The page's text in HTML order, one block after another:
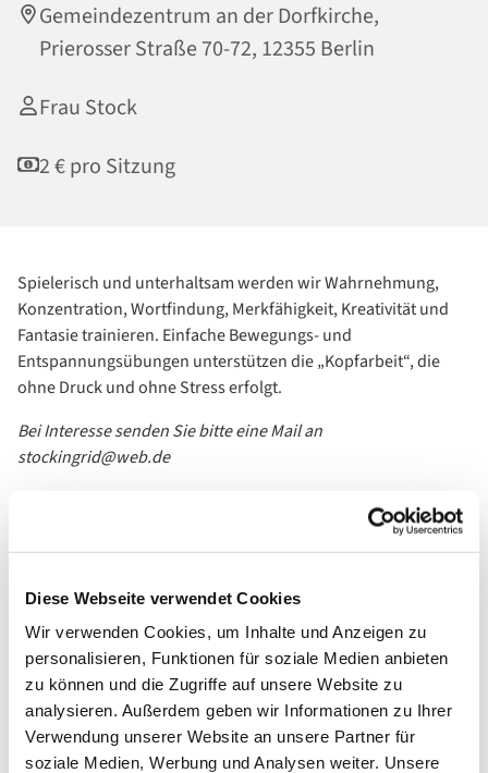
Diese Webseite verwendet Cookies
Wir verwenden Cookies, um Inhalte und Anzeigen zu
personalisieren, Funktionen für soziale Medien anbieten
zu können und die Zugriffe auf unsere Website zu
analysieren. Außerdem geben wir Informationen zu Ihrer
Verwendung unserer Website an unsere Partner für
soziale Medien, Werbung und Analysen weiter. Unsere
Gemeindezentrum an der Dorfkirche,
Prierosser Straße 70-72, 12355 Berlin
Frau Stock
2 € pro Sitzung
Spielerisch und unterhaltsam werden wir Wahrnehmung,
Konzentration, Wortfindung, Merkfähigkeit, Kreativität und
Fantasie trainieren. Einfache Bewegungs- und
Entspannungsübungen unterstützen die „Kopfarbeit“, die
ohne Druck und ohne Stress erfolgt.
Bei Interesse senden Sie bitte eine Mail an
stockingrid@web.de